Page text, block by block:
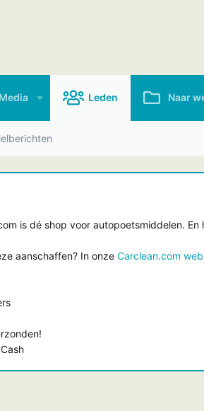
Media Leden Naar
is dé shop voor autopoetsmiddelen.
aanschaffen? In onze Carclean.com